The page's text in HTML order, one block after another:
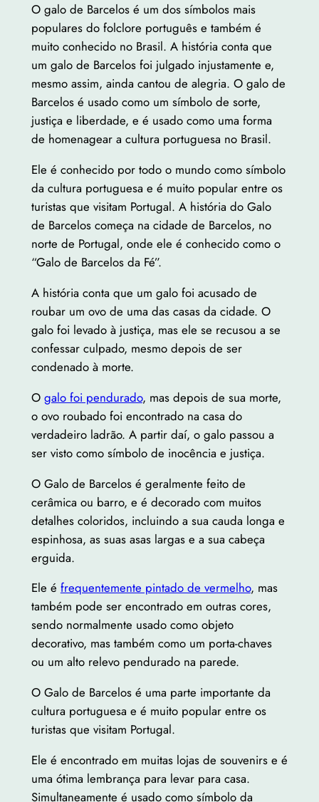
O galo de Barcelos é um dos símbolos mais
populares do folclore português e também é
muito conhecido no Brasil. A história conta que
um galo de Barcelos foi julgado injustamente e,
mesmo assim, ainda cantou de alegria. O galo de
Barcelos é usado como um símbolo de sorte,
justiça e liberdade, e é usado como uma forma
de homenagear a cultura portuguesa no Brasil.
Ele é conhecido por todo o mundo como símbolo
da cultura portuguesa e é muito popular entre os
turistas que visitam Portugal. A história do Galo
de Barcelos começa na cidade de Barcelos, no
norte de Portugal, onde ele é conhecido como o
“Galo de Barcelos da Fé”.
A história conta que um galo foi acusado de
roubar um ovo de uma das casas da cidade. O
galo foi levado à justiça, mas ele se recusou a se
confessar culpado, mesmo depois de ser
condenado à morte.
O galo foi pendurado, mas depois de sua morte,
o ovo roubado foi encontrado na casa do
verdadeiro ladrão. A partir daí, o galo passou a
ser visto como símbolo de inocência e justiça.
O Galo de Barcelos é geralmente feito de
cerâmica ou barro, e é decorado com muitos
detalhes coloridos, incluindo a sua cauda longa e
espinhosa, as suas asas largas e a sua cabeça
erguida.
Ele é frequentemente pintado de vermelho, mas
também pode ser encontrado em outras cores,
sendo normalmente usado como objeto
decorativo, mas também como um porta-chaves
ou um alto relevo pendurado na parede.
O Galo de Barcelos é uma parte importante da
cultura portuguesa e é muito popular entre os
turistas que visitam Portugal.
Ele é encontrado em muitas lojas de souvenirs e é
uma ótima lembrança para levar para casa.
Simultaneamente é usado como símbolo da